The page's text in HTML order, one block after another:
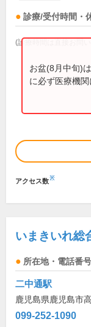
診療/受付時間・
(診療時間は直接お問
お盆(8月中旬)
に必ず医療機関
アクセス数※
いまきいれ総
所在地・電話番号
二中通駅
鹿児島県鹿児島市
099-252-1090